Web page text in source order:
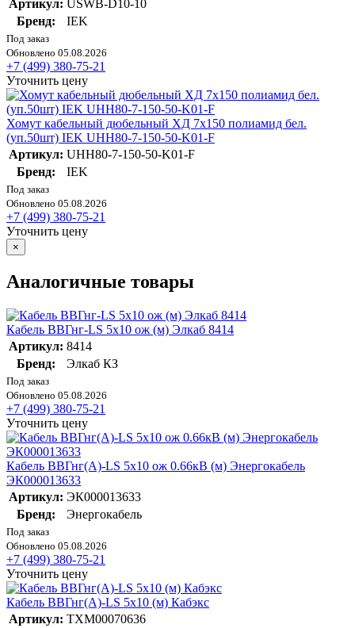
Артикул: USWB-D10-10
Бренд:
IEK
Под заказ
Обновлено 05.08.2026
+7 (499) 380-75-21
Уточнить цену
Хомут кабельный дюбельный ХД 7х150 полиамид бел.
(уп.50шт) IEK UHH80-7-150-50-K01-F
Артикул: UHH80-7-150-50-K01-F
Бренд:
IEK
Под заказ
Обновлено 05.08.2026
+7 (499) 380-75-21
Уточнить цену
×
Аналогичные товары
Кабель ВВГнг-LS 5х10 ож (м) Элкаб 8414
Артикул: 8414
Бренд:
Элкаб КЗ
Под заказ
Обновлено 05.08.2026
+7 (499) 380-75-21
Уточнить цену
Кабель ВВГнг(А)-LS 5х10 ож 0.66кВ (м) Энергокабель
ЭК000013633
Артикул: ЭК000013633
Бренд:
Энергокабель
Под заказ
Обновлено 05.08.2026
+7 (499) 380-75-21
Уточнить цену
Кабель ВВГнг(А)-LS 5х10 (м) Кабэкс
Артикул: ТХМ00070636